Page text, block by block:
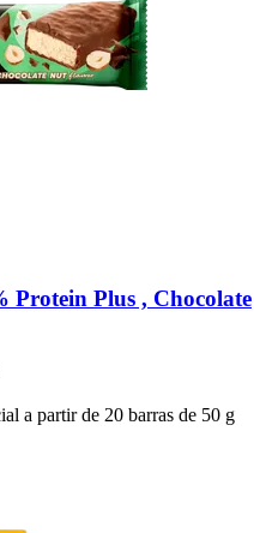
Protein Plus , Chocolate
a partir de 20 barras de 50 g